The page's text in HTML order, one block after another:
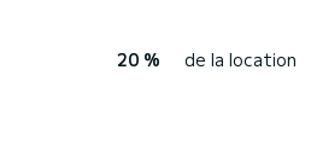
20 % de la location